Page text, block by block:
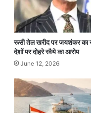
रूसी तेल खरीद पर जयशंकर का
देशों पर दोहरे रवैये का आरोप
June 12, 2026